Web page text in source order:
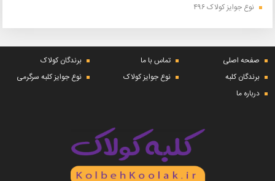
نوع جوایز کولاک ۴۹۶
صفحه اصلی تماس با ما
برندگان کولاک
برندگان کلبه
نوع جوایز کولاک
نوع جوایز کلبه سرگرمی
درباره ما